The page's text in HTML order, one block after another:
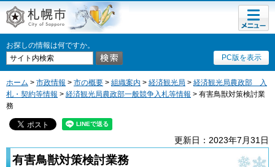
札幌市
お探しの情報は何ですか。
PC版を表示
メニュ
ー
ホーム > 市政情報 > 市の概要 > 組織案内 > 経済観光局 > 経済観光局農政部 入
札・契約等情報 > 経済観光局農政部一般競争入札等情報 > 有害鳥獣対策検討業
務
更新日：2023年7月31日
有害鳥獣対策検討業務